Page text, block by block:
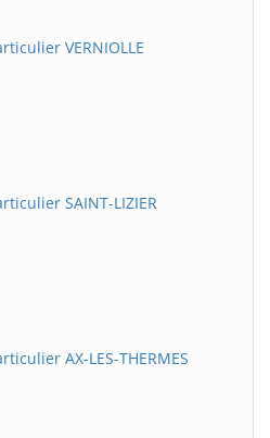
VERNIOLLE
SAINT-LIZIER
AX-LES-THERMES